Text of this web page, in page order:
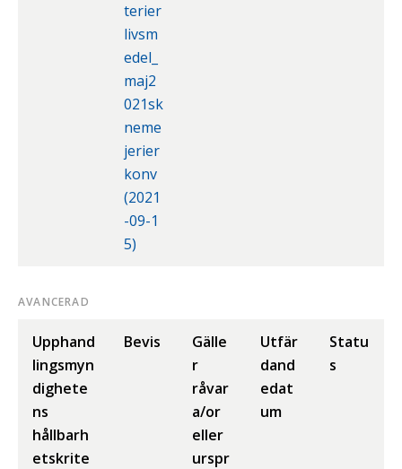
terier
livsm
edel_
maj2
021sk
neme
jerier
konv
(2021
-09-1
5)
AVANCERAD
Upphand
lingsmyn
dighete
ns
hållbarh
etskrite
Bevis
Gälle
r
råvar
a/or
eller
urspr
Utfär
dand
edat
um
Statu
s